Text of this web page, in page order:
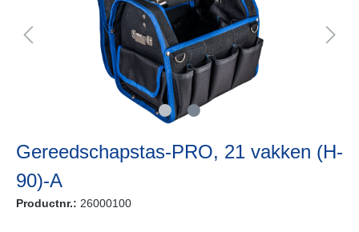
Gereedschapstas-PRO, 21 vakken (H-
90)-A
Productnr.: 26000100